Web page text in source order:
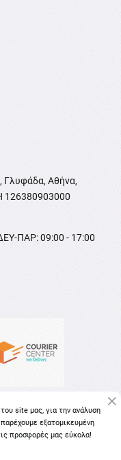
Γλυφάδα, Αθήνα,
126380903000
ΠΑΡ: 09:00 - 17:00
site μας, για την ανάλυση
εξατομικευμένη
προσφορές μας εύκολα!